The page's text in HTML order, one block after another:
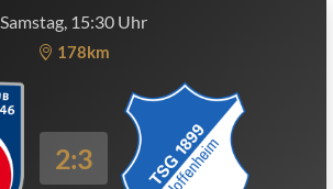
Samstag, 15:30 Uhr
178km
2:3